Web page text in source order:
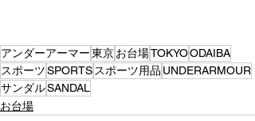
アンダーアーマー東京お台場TOKYOODAIBA
スポーツSPORTS スポーツ用品 UNDERARMOUR
サンダルSANDAL
お台場